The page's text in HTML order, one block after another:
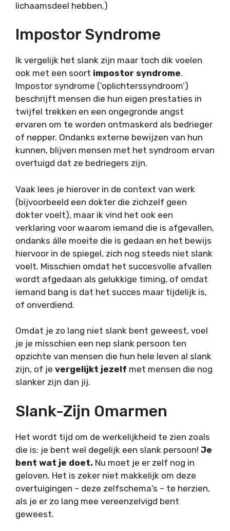
lichaamsdeel hebben.)
Impostor Syndrome
Ik vergelijk het slank zijn maar toch dik voelen
ook met een soort impostor syndrome.
Impostor syndrome (‘oplichterssyndroom’)
beschrijft mensen die hun eigen prestaties in
twijfel trekken en een ongegronde angst
ervaren om te worden ontmaskerd als bedrieger
of nepper. Ondanks externe bewijzen van hun
kunnen, blijven mensen met het syndroom ervan
overtuigd dat ze bedriegers zijn.
Vaak lees je hierover in de context van werk
(bijvoorbeeld een dokter die zichzelf geen
dokter voelt), maar ik vind het ook een
verklaring voor waarom iemand die is afgevallen,
ondanks álle moeite die is gedaan en het bewijs
hiervoor in de spiegel, zich nog steeds niet slank
voelt. Misschien omdat het succesvolle afvallen
wordt afgedaan als gelukkige timing, of omdat
iemand bang is dat het succes maar tijdelijk is,
of onverdiend.
Omdat je zo lang niet slank bent geweest, voel
je je misschien een nep slank persoon ten
opzichte van mensen die hun hele leven al slank
zijn, of je vergelijkt jezelf met mensen die nog
slanker zijn dan jij.
Slank-Zijn Omarmen
Het wordt tijd om de werkelijkheid te zien zoals
die is: je bent wel degelijk een slank persoon! Je
bent wat je doet. Nu moet je er zelf nog in
geloven. Het is zeker niet makkelijk om deze
overtuigingen – deze zelfschema’s – te herzien,
als je er zo lang mee vereenzelvigd bent
geweest.